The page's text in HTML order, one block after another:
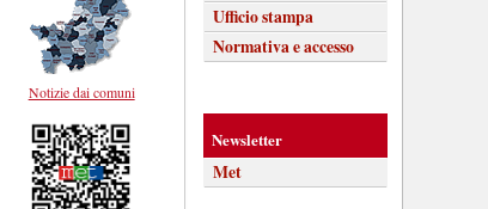
Notizie dai comuni
Ufficio stampa
Normativa e accesso
Newsletter
Met